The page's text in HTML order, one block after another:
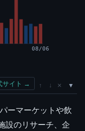
08/06
サイト → ↑ ↓ ×
ーマーケットや飲
設のリサーチ、企